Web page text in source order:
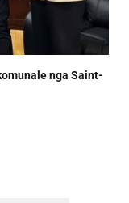
nga Saint-